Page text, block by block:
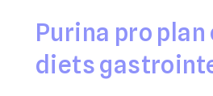
Purina pro
diets